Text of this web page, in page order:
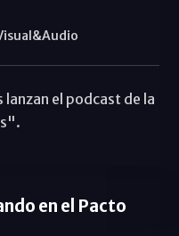
lanzan el podcast de la
en el Pacto